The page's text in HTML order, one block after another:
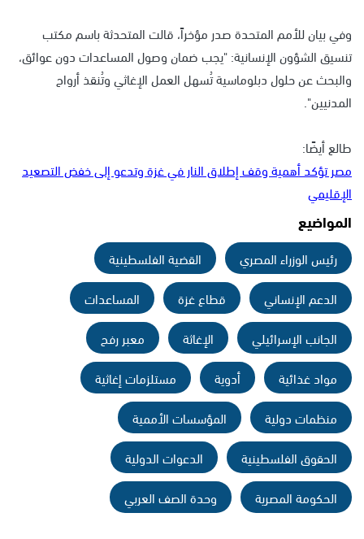
وفي بيان للأمم المتحدة صدر مؤخراً، قالت المتحدثة باسم مكتب
تنسيق الشؤون الإنسانية: "يجب ضمان وصول المساعدات دون عوائق،
والبحث عن حلول دبلوماسية تُسهل العمل الإغاثي وتُنقذ أرواح
المدنيين".
طالع أيضًا:
مصر تؤكد أهمية وقف إطلاق النار في غزة وتدعو إلى خفض التصعيد
الإقليمي
المواضيع
رئيس الوزراء المصري
القضية الفلسطينية
الدعم الإنساني
قطاع غزة
المساعدات
الجانب الإسرائيلي
الإغاثة
معبر رفح
مواد غذائية
أدوية
مستلزمات إغاثية
منظمات دولية
المؤسسات الأممية
الحقوق الفلسطينية
الدعوات الدولية
الحكومة المصرية
وحدة الصف العربي